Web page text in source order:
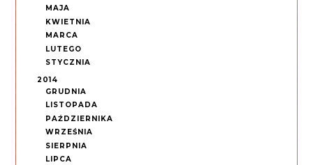
MAJA
KWIETNIA
MARCA
LUTEGO
STYCZNIA
2014
GRUDNIA
LISTOPADA
PAŹDZIERNIKA
WRZEŚNIA
SIERPNIA
LIPCA